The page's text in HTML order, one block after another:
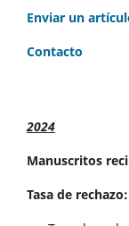
Enviar un
Contacto
2024
Manuscritos
Tasa de rechazo: